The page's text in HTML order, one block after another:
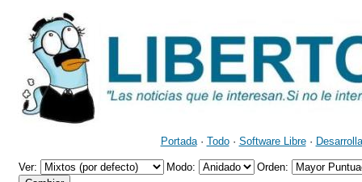
Portada· Todo· Software Libre·
Ver: Modo: Orden: